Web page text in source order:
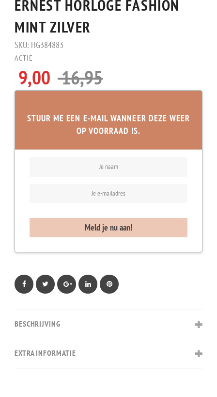
ERNEST HORLOGE FASHION
MINT ZILVER
SKU: HG384883
ACTIE
16,95
9,00
STUUR ME EEN E-MAIL WANNEER DEZE WEER
OP VOORRAAD IS.
Facebook Twitter Google+ LinkedIn Pinterest
BESCHRIJVING
EXTRA INFORMATIE